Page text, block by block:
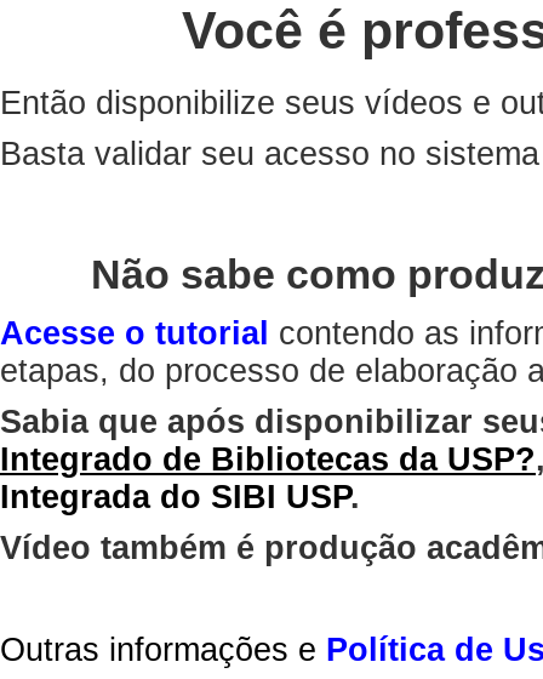
Você é
Então disponibilize seus vídeos e
Basta validar seu acesso no
Não sabe como
Acesse o tutorial contendo as
etapas, do processo de elaboração
Sabia que após disponibilizar
Integrado de Bibliotecas da USP?
Integrada do SIBI USP.
Vídeo também é produção
Outras informações e Política de